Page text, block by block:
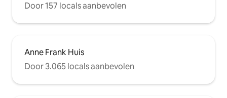
Door 157 locals aanbevolen
Anne Frank Huis
Door 3.065 locals aanbevolen